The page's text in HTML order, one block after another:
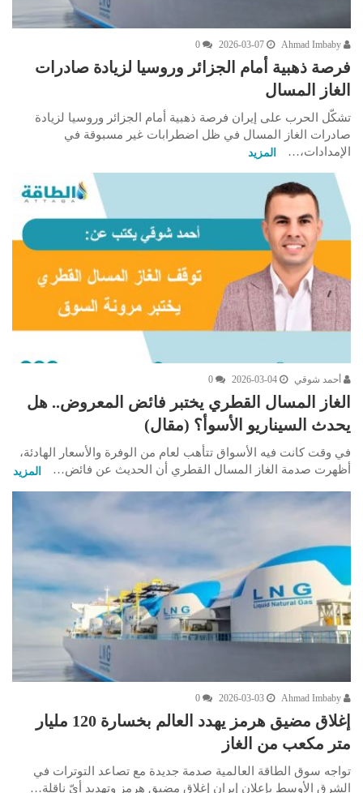
2026-03-07
0
فرصة ذهبية أمام الجزائر وروسيا لزيادة صادرات
الغاز المسال
تشكّل الحرب على إيران فرصة ذهبية أمام الجزائر وروسيا لزيادة
صادرات الغاز المسال في ظل اضطرابات غير مسبوقة في
الإمدادات،…
المزيد
أحمد شوقي 2026-03-04
0
الغاز المسال القطري يختبر فائض المعروض.. هل
يحدث السيناريو الأسوأ؟ (مقال)
في وقت كانت فيه الأسواق تتأهب لعام من الوفرة والأسعار الهادئة،
أظهرت صدمة الغاز المسال القطري أن الحديث عن فائض…
المزيد
2026-03-03
0
إغلاق مضيق هرمز يهدد العالم بخسارة 120 مليار
متر مكعب من الغاز
تواجه سوق الطاقة العالمية صدمة جديدة مع تصاعد التوترات في
الشرق الأوسط بإعلان إيران إغلاق مضيق هرمز وتهديد أيّ ناقلة…